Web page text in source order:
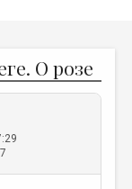
О розе